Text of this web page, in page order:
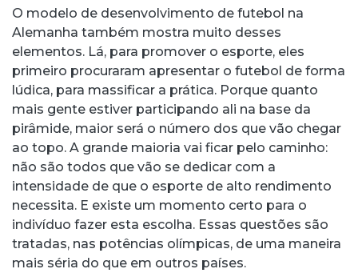
O modelo de desenvolvimento de futebol na
Alemanha também mostra muito desses
elementos. Lá, para promover o esporte, eles
primeiro procuraram apresentar o futebol de forma
lúdica, para massificar a prática. Porque quanto
mais gente estiver participando ali na base da
pirâmide, maior será o número dos que vão chegar
ao topo. A grande maioria vai ficar pelo caminho:
não são todos que vão se dedicar com a
intensidade de que o esporte de alto rendimento
necessita. E existe um momento certo para o
indivíduo fazer esta escolha. Essas questões são
tratadas, nas potências olímpicas, de uma maneira
mais séria do que em outros países.